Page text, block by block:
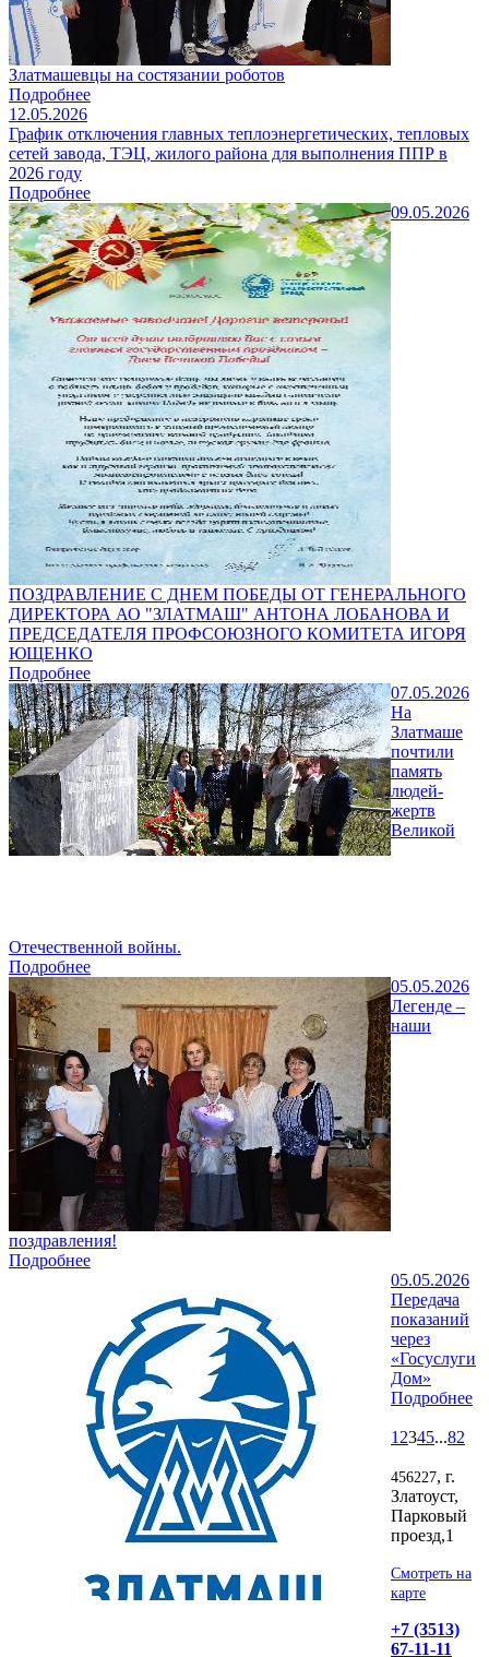
Златмашевцы на состязании роботов
Подробнее
12.05.2026
График отключения главных теплоэнергетических, тепловых
сетей завода, ТЭЦ, жилого района для выполнения ППР в
2026 году
Подробнее
09.05.2026
ПОЗДРАВЛЕНИЕ С ДНЕМ ПОБЕДЫ ОТ ГЕНЕРАЛЬНОГО
ДИРЕКТОРА АО "ЗЛАТМАШ" АНТОНА ЛОБАНОВА И
ПРЕДСЕДАТЕЛЯ ПРОФСОЮЗНОГО КОМИТЕТА ИГОРЯ
ЮЩЕНКО
Подробнее
07.05.2026
На
Златмаше
почтили
память
людей-
жертв
Великой
Отечественной войны.
Подробнее
05.05.2026
Легенде –
наши
поздравления!
Подробнее
05.05.2026
Передача
показаний
через
«Госуслуги
Дом»
Подробнее
1 2345...82
456227, г.
Златоуст,
Парковый
проезд,1
Смотреть на
карте
+7 (3513)
67-11-11